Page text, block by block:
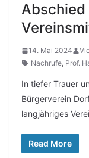
Abschied
14. Mai 2024
Nachrufe, Prof.
In tiefer Trauer
Bürgerverein
langjähriges
Read More